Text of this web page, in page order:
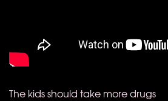
The kids should take more drugs